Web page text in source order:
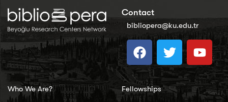
Contact
bibliopera@ku.edu.tr
Who We Are? Fellowships